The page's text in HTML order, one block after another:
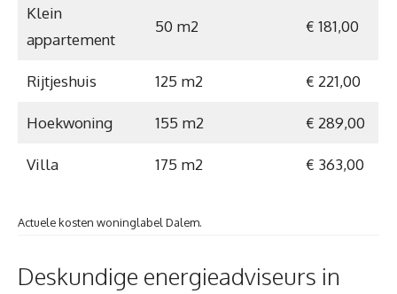
Klein
appartement
50 m2 € 181,00
Rijtjeshuis 125 m2 € 221,00
Hoekwoning 155 m2 € 289,00
Villa 175 m2 € 363,00
Actuele kosten woninglabel Dalem.
Deskundige energieadviseurs in